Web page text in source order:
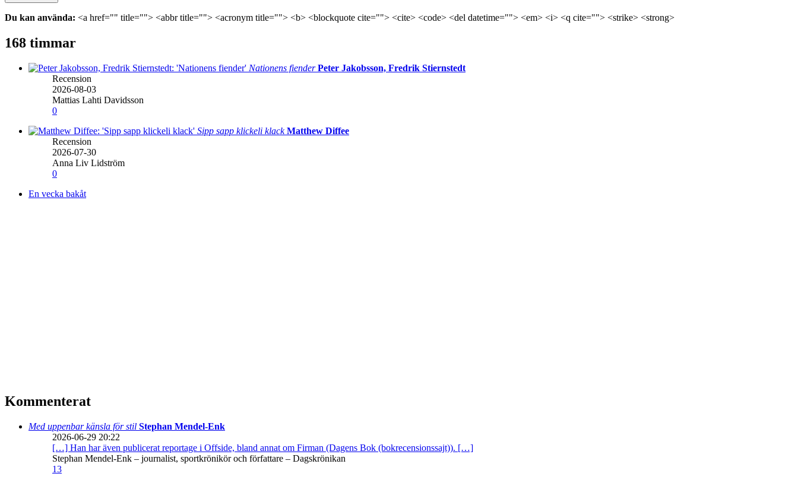
Du kan använda: <a href="" title=""> <abbr title=""> <acronym title=""> <b> <blockquote cite=""> <cite> <code> <del datetime=""> <em> <i> <q cite=""> <strike> <strong>
168 timmar
Nationens fiender Peter Jakobsson, Fredrik Stiernstedt
Recension
2026-08-03
Mattias Lahti Davidsson
0
Sipp sapp klickeli klack Matthew Diffee
Recension
2026-07-30
Anna Liv Lidström
0
En vecka bakåt
Kommenterat
Med uppenbar känsla för stil Stephan Mendel-Enk
2026-06-29 20:22
[…] Han har även publicerat reportage i Offside, bland annat om Firman (Dagens Bok (bokrecensionssajt)). […]
Stephan Mendel-Enk – journalist, sportkrönikör och författare – Dagskrönikan
13